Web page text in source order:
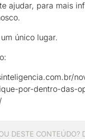
ajudar, para mais
único lugar.
por-dentro-das-
DESTE CONTEÚDO?